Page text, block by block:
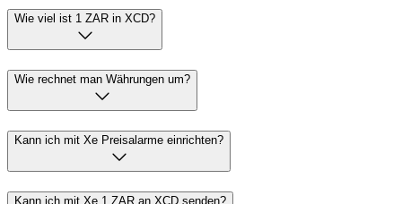
Wie viel ist 1 ZAR in XCD?
Wie rechnet man Währungen um?
Kann ich mit Xe Preisalarme einrichten?
Kann ich mit Xe 1 ZAR an XCD senden?